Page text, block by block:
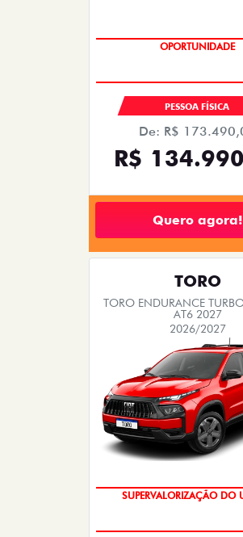
PREÇO IMPERDÍVEL
PESSOA FÍSICA
De: R$
R$
Quero agora!
TORO
TORO ENDURANCE
AT6 2027
2026/2027
COM USADO NA